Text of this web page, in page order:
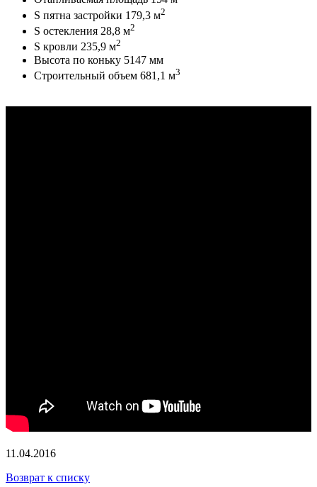
S пятна застройки 179,3 м2
S остекления 28,8 м2
S кровли 235,9 м2
Высота по коньку 5147 мм
Строительный объем 681,1 м3
11.04.2016
Возврат к списку